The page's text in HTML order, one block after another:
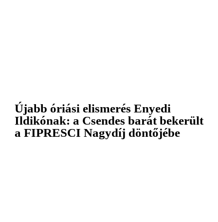
Újabb óriási elismerés Enyedi
Ildikónak: a Csendes barát bekerült
a FIPRESCI Nagydíj döntőjébe